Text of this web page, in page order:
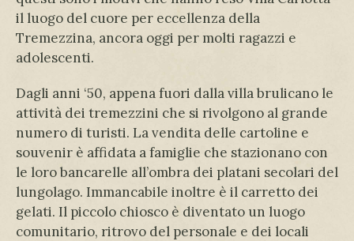
il luogo del cuore per eccellenza della
Tremezzina, ancora oggi per molti ragazzi e
adolescenti.
Dagli anni ‘50, appena fuori dalla villa brulicano le
attività dei tremezzini che si rivolgono al grande
numero di turisti. La vendita delle cartoline e
souvenir è affidata a famiglie che stazionano con
le loro bancarelle all’ombra dei platani secolari del
lungolago. Immancabile inoltre è il carretto dei
gelati. Il piccolo chiosco è diventato un luogo
comunitario, ritrovo del personale e dei locali